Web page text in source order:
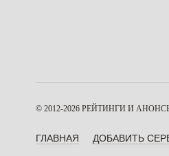
© 2012-2026 РЕЙТИНГИ И
ГЛАВНАЯ ДОБАВИТЬ